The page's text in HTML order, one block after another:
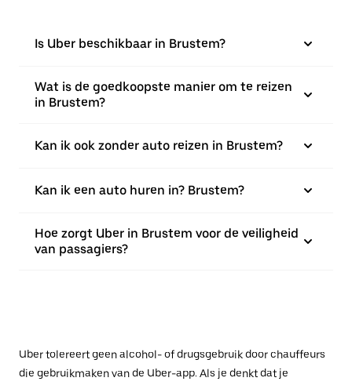
Is Uber beschikbaar in Brustem?
Wat is de goedkoopste manier om te reizen
in Brustem?
Kan ik ook zonder auto reizen in Brustem?
Kan ik een auto huren in? Brustem?
Hoe zorgt Uber in Brustem voor de veiligheid
van passagiers?
Uber tolereert geen alcohol- of drugsgebruik door chauffeurs
die gebruikmaken van de Uber-app. Als je denkt dat je